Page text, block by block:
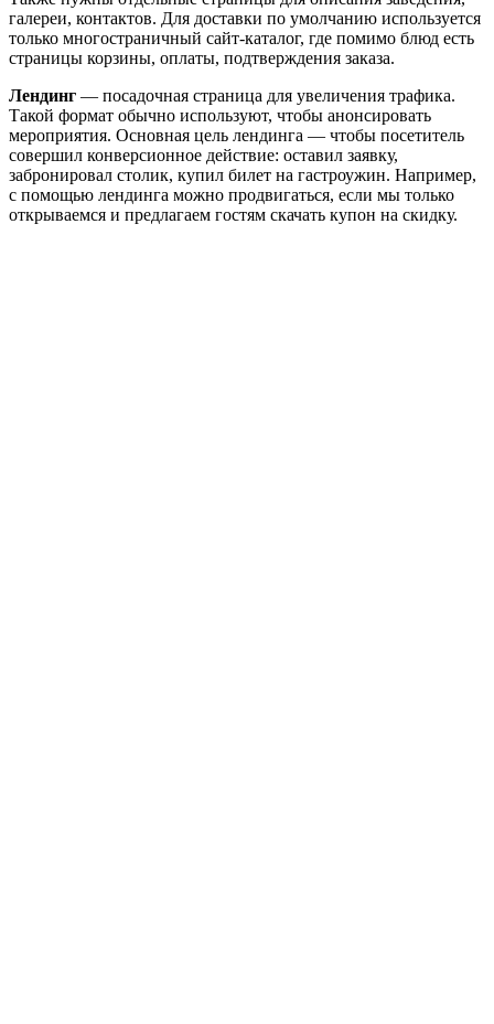
галереи, контактов. Для доставки по умолчанию используется
только многостраничный сайт‑каталог, где помимо блюд есть
страницы корзины, оплаты, подтверждения заказа.
Лендинг — посадочная страница для увеличения трафика.
Такой формат обычно используют, чтобы анонсировать
мероприятия. Основная цель лендинга — чтобы посетитель
совершил конверсионное действие: оставил заявку,
забронировал столик, купил билет на гастроужин. Например,
с помощью лендинга можно продвигаться, если мы только
открываемся и предлагаем гостям скачать купон на скидку.